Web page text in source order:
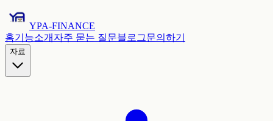
YPA-FINANCE
홈기능소개 자주 묻는 질문블로그문의하기
자료